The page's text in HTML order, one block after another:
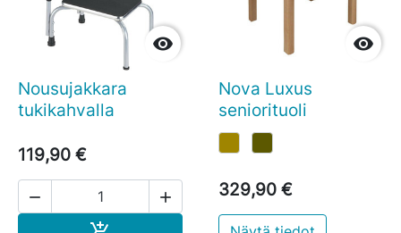

Nousujakkara
tukikahvalla
119,90 €
 

Nova Luxus
seniorituoli
329,90 €